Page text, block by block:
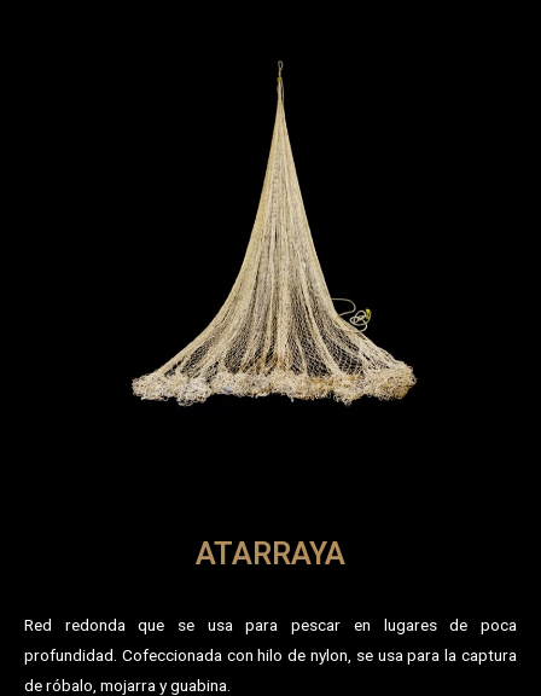
ATARRAYA
Red redonda que se usa para pescar en lugares de poca
profundidad. Cofeccionada con hilo de nylon, se usa para la captura
de róbalo, mojarra y guabina.